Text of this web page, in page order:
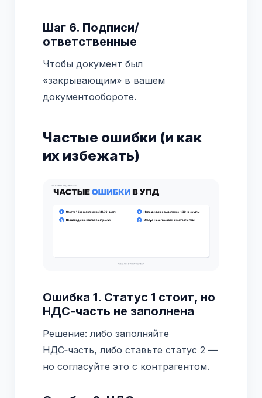
Шаг 6. Подписи/
ответственные
Чтобы документ был
«закрывающим» в вашем
документообороте.
Частые ошибки (и как
их избежать)
Ошибка 1. Статус 1 стоит, но
НДС‑часть не заполнена
Решение: либо заполняйте
НДС‑часть, либо ставьте статус 2 —
но согласуйте это с контрагентом.